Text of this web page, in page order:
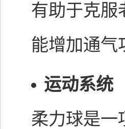
有助于克服
能增加通气
运动系统
柔力球是一